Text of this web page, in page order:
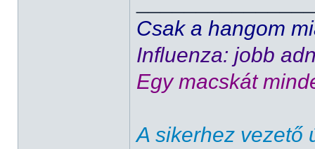
Csak a hangom
Influenza: jobb
Egy macskát
A sikerhez vezető